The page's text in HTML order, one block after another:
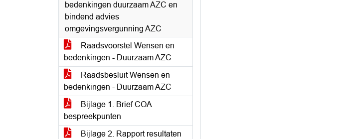
bedenkingen duurzaam AZC en
bindend advies
omgevingsvergunning AZC
Raadsvoorstel Wensen en
bedenkingen - Duurzaam AZC
Raadsbesluit Wensen en
bedenkingen - Duurzaam AZC
Bijlage 1. Brief COA
bespreekpunten
Bijlage 2. Rapport resultaten